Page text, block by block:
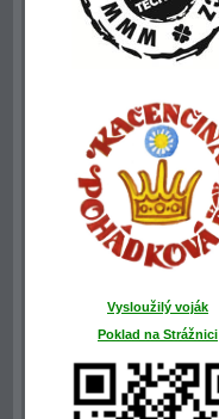
Vysloužilý voják
Poklad na Strážnici